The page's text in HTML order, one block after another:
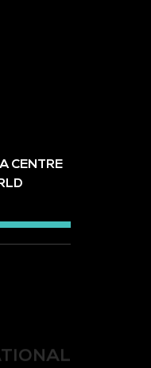
CENTRE
LONDON